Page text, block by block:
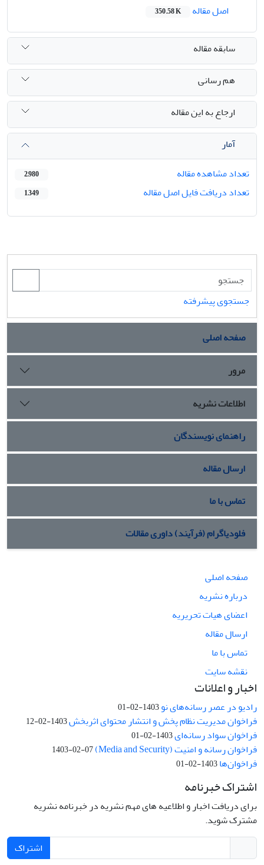
اصل مقاله
350.58 K
سابقه مقاله
هم رسانی
ارجاع به این مقاله
آمار
تعداد مشاهده مقاله
2,980
تعداد دریافت فایل اصل مقاله 1,349
جستجوی پیشرفته
صفحه اصلی
مرور
اطلاعات نشریه
راهنمای نویسندگان
ارسال مقاله
تماس با ما
فلودیاگرام (فرآیند) داوری مقالات
صفحه اصلی
درباره نشریه
اعضای هیات تحریریه
ارسال مقاله
تماس با ما
نقشه سایت
اخبار و اعلانات
رادیو در عصر رسانه‌های نو1403-02-01
فراخوان مدیریت نظام پخش و انتشار محتوای اثربخش1403-02-12
فراخوان سواد رسانه‌ای1403-02-01
فراخوان رسانه و امنیت (Media and Security) 1403-02-07
فراخوان‌ها1403-02-01
اشتراک خبرنامه
برای دریافت اخبار و اطلاعیه های مهم نشریه در خبرنامه نشریه
مشترک شوید.
اشتراک